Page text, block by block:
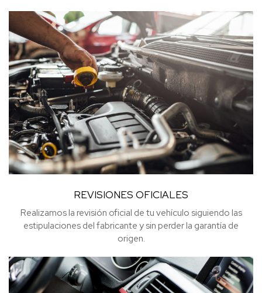
REVISIONES OFICIALES
Realizamos la revisión oficial de tu vehículo siguiendo las
estipulaciones del fabricante y sin perder la garantía de
origen.